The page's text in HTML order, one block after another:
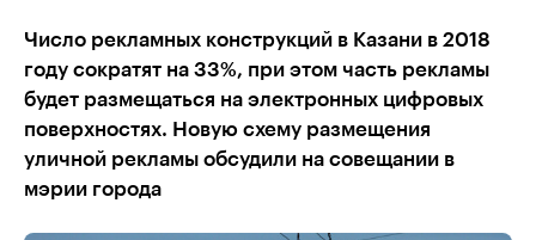
Число рекламных конструкций в Казани в 2018
году сократят на 33%, при этом часть рекламы
будет размещаться на электронных цифровых
поверхностях. Новую схему размещения
уличной рекламы обсудили на совещании в
мэрии города